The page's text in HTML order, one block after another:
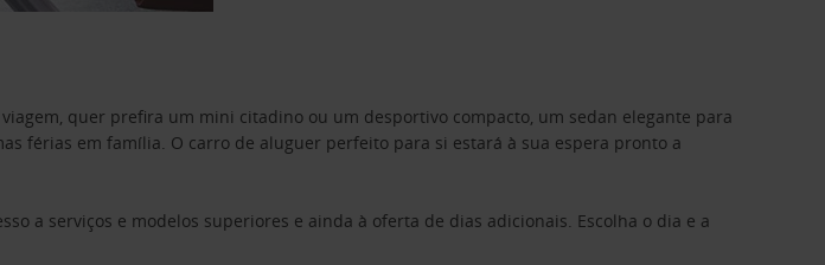
quer prefira um mini citadino ou um desportivo compacto, um sedan elegante para
férias em família. O carro de aluguer perfeito para si estará à sua espera pronto a
a serviços e modelos superiores e ainda à oferta de dias adicionais. Escolha o dia e a